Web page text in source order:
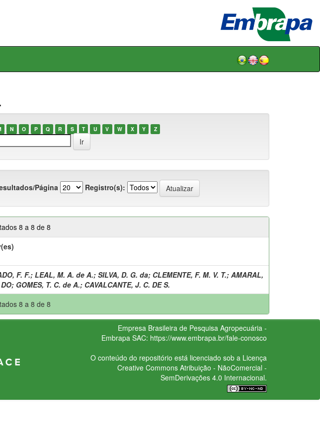
N O P Q R S T U V W X Y Z
Página Registro(s):
8 a 8 de 8
F. F.; LEAL, M. A. de A.; SILVA, D. G. da; CLEMENTE, F. M. V. T.; AMARAL,
; GOMES, T. C. de A.; CAVALCANTE, J. C. DE S.
8 a 8 de 8
Empresa Brasileira de Pesquisa Agropecuária -
Embrapa SAC: https://www.embrapa.br/fale-conosco
O conteúdo do repositório está licenciado sob a Licença
Creative CommonsAtribuição - NãoComercial -
SemDerivações 4.0 Internacional.